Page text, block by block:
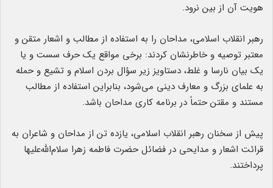
هویت آن از بین نرود.
رهبر انقلاب اسلامی، مداحان را به استفاده از مطالب و اشعار متقن و
معتبر توصیه و خاطرنشان کردند: برخی مواقع یک حرف سست و یا
یک بیان نارسا و غلط، دستاویز زیر سؤال بردن اسلام و تشیع و حمله
به علمای بزرگ و معارف دینی می‌شود، بنابراین استفاده از مطالب
مستند و مقتن حتماً در برنامه کاری مداحان باشد.
پیش از سخنان رهبر انقلاب اسلامی، یازده تن از مداحان و شاعران به
قرائت اشعار و مدایحی در فضائل حضرت فاطمه زهرا سلام‌الله‌علیها
پرداختند.